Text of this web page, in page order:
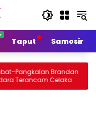
Taput Samosir
Brandan
Celaka